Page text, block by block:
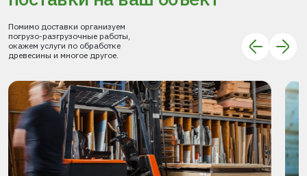
Помимо доставки организуем
погрузо-разгрузочные работы,
окажем услуги по обработке
древесины и многое другое.